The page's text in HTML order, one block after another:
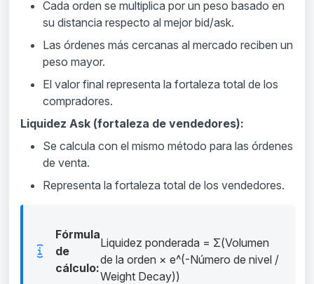
Cada orden se multiplica por un peso basado en
su distancia respecto al mejor bid/ask.
Las órdenes más cercanas al mercado reciben un
peso mayor.
El valor final representa la fortaleza total de los
compradores.
Liquidez Ask (fortaleza de vendedores):
Se calcula con el mismo método para las órdenes
de venta.
Representa la fortaleza total de los vendedores.
Fórmula
de
cálculo:
Liquidez ponderada = Σ(Volumen
de la orden × e^(-Número de nivel /
Weight Decay))